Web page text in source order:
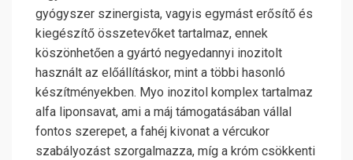
gyógyszer szinergista, vagyis egymást erősítő és
kiegészítő összetevőket tartalmaz, ennek
köszönhetően a gyártó negyedannyi inozitolt
használt az előállításkor, mint a többi hasonló
készítményekben. Myo inozitol komplex tartalmaz
alfa liponsavat, ami a máj támogatásában vállal
fontos szerepet, a fahéj kivonat a vércukor
szabályozást szorgalmazza, míg a króm csökkenti